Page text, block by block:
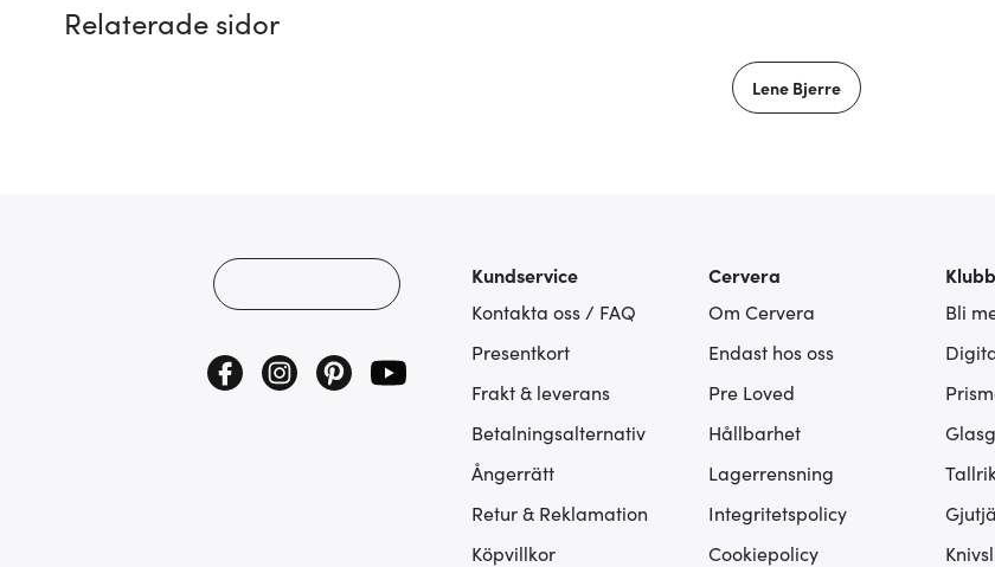
Relaterade sidor
Lene Bjerre
Kundservice
Kontakta oss / FAQ
Presentkort
Frakt & leverans
Betalningsalternativ
Ångerrätt
Retur & Reklamation
Köpvillkor
Cervera
Om Cervera
Endast hos oss
Pre Loved
Hållbarhet
Lagerrensning
Integritetspolicy
Cookiepolicy
Bli